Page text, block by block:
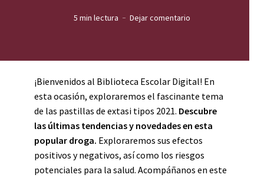
5 min lectura Dejar comentario
¡Bienvenidos al Biblioteca Escolar Digital! En
esta ocasión, exploraremos el fascinante tema
de las pastillas de extasi tipos 2021. Descubre
las últimas tendencias y novedades en esta
popular droga. Exploraremos sus efectos
positivos y negativos, así como los riesgos
potenciales para la salud. Acompáñanos en este